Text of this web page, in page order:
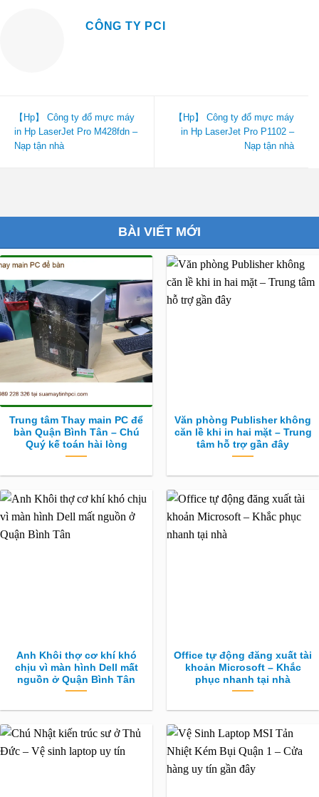
CÔNG TY PCI
【Hp】 Công ty đổ mực máy
in Hp LaserJet Pro M428fdn –
Nạp tận nhà
【Hp】 Công ty đổ mực máy
in Hp LaserJet Pro P1102 –
Nạp tận nhà
BÀI VIẾT MỚI
Trung tâm Thay main PC để
bàn Quận Bình Tân – Chú
Quý kế toán hài lòng
Văn phòng Publisher không
căn lề khi in hai mặt – Trung
tâm hỗ trợ gần đây
Anh Khôi thợ cơ khí khó
chịu vì màn hình Dell mất
nguồn ở Quận Bình Tân
Office tự động đăng xuất tài
khoản Microsoft – Khắc
phục nhanh tại nhà